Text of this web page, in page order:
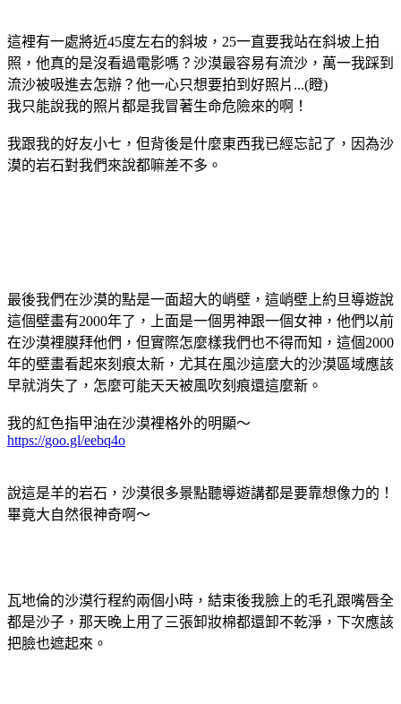
這裡有一處將近45度左右的斜坡，25一直要我站在斜坡上拍
照，他真的是沒看過電影嗎？沙漠最容易有流沙，萬一我踩到
流沙被吸進去怎辦？他一心只想要拍到好照片...(瞪)
我只能說我的照片都是我冒著生命危險來的啊！
我跟我的好友小七，但背後是什麼東西我已經忘記了，因為沙
漠的岩石對我們來說都嘛差不多。
最後我們在沙漠的點是一面超大的峭壁，這峭壁上約旦導遊說
這個壁畫有2000年了，上面是一個男神跟一個女神，他們以前
在沙漠裡膜拜他們，但實際怎麼樣我們也不得而知，這個2000
年的壁畫看起來刻痕太新，尤其在風沙這麼大的沙漠區域應該
早就消失了，怎麼可能天天被風吹刻痕還這麼新。
我的紅色指甲油在沙漠裡格外的明顯～
https://goo.gl/eebq4o
說這是羊的岩石，沙漠很多景點聽導遊講都是要靠想像力的！
畢竟大自然很神奇啊～
瓦地倫的沙漠行程約兩個小時，結束後我臉上的毛孔跟嘴唇全
都是沙子，那天晚上用了三張卸妝棉都還卸不乾淨，下次應該
把臉也遮起來。